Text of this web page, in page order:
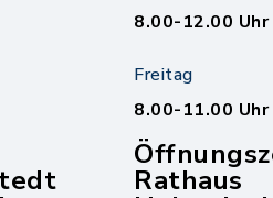
8.00-12.00 Uhr
Freitag
8.00-11.00 Uhr
Rathaus